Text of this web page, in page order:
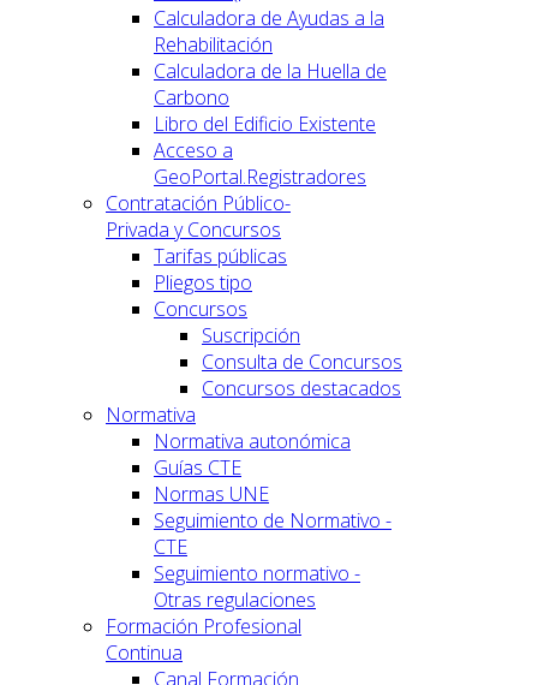
Calculadora de Ayudas a la
Rehabilitación
Calculadora de la Huella de
Carbono
Libro del Edificio Existente
Acceso a
GeoPortal.Registradores
Contratación Público-
Privada y Concursos
Tarifas públicas
Pliegos tipo
Concursos
Suscripción
Consulta de Concursos
Concursos destacados
Normativa
Normativa autonómica
Guías CTE
Normas UNE
Seguimiento de Normativo -
CTE
Seguimiento normativo -
Otras regulaciones
Formación Profesional
Continua
Canal Formación